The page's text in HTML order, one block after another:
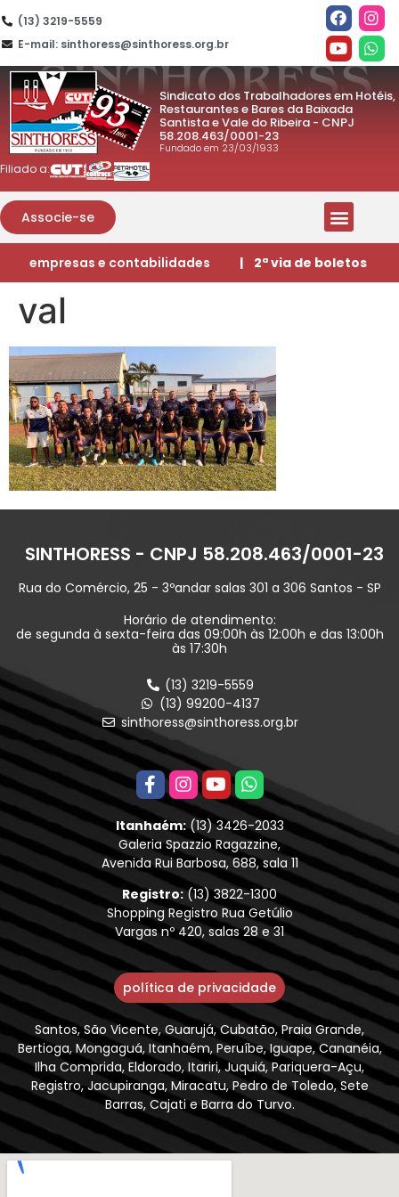
(13) 3219-5559
E-mail: sinthoress@sinthoress.org.br
Sindicato dos Trabalhadores em Hotéis,
Restaurantes e Bares da Baixada
Santista e Vale do Ribeira - CNPJ
58.208.463/0001-23
Fundado em 23/03/1933
Filiado a:
Associe-se
empresas e contabilidades | 2ª via de boletos
val
SINTHORESS - CNPJ 58.208.463/0001-23
Rua do Comércio, 25 - 3ºandar salas 301 a 306 Santos - SP
Horário de atendimento:
de segunda à sexta-feira das 09:00h às 12:00h e das 13:00h
às 17:30h
(13) 3219-5559
(13) 99200-4137
sinthoress@sinthoress.org.br
Itanhaém:(13) 3426-2033
Galeria Spazzio Ragazzine,
Avenida Rui Barbosa, 688, sala 11
Registro:(13) 3822-1300
Shopping Registro Rua Getúlio
Vargas nº 420, salas 28 e 31
política de privacidade
Santos, São Vicente, Guarujá, Cubatão, Praia Grande,
Bertioga, Mongaguá, Itanhaém, Peruíbe, Iguape, Cananéia,
Ilha Comprida, Eldorado, Itariri, Juquiá, Pariquera-Açu,
Registro, Jacupiranga, Miracatu, Pedro de Toledo, Sete
Barras, Cajati e Barra do Turvo.